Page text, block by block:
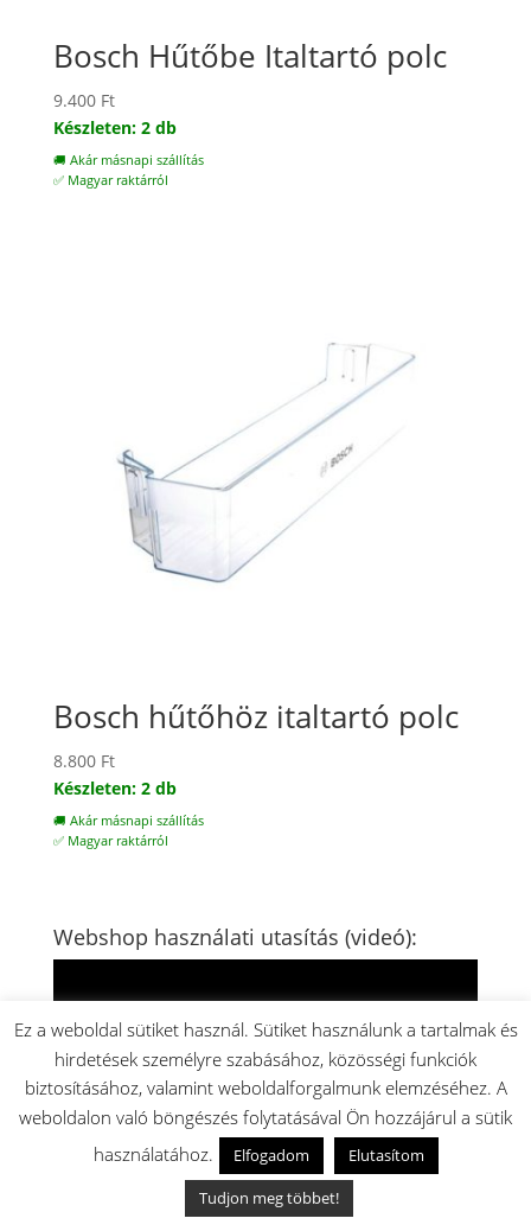
Bosch Hűtőbe Italtartó polc
9.400 Ft
Készleten: 2 db
🚚 Akár másnapi szállítás
✅ Magyar raktárról
Bosch hűtőhöz italtartó polc
8.800 Ft
Készleten: 2 db
🚚 Akár másnapi szállítás
✅ Magyar raktárról
Webshop használati utasítás (videó):
02:47
Ez a weboldal sütiket használ. Sütiket használunk a tartalmak és
hirdetések személyre szabásához, közösségi funkciók
biztosításához, valamint weboldalforgalmunk elemzéséhez. A
weboldalon való böngészés folytatásával Ön hozzájárul a sütik
használatához.
Elfogadom
Elutasítom
Tudjon meg többet!